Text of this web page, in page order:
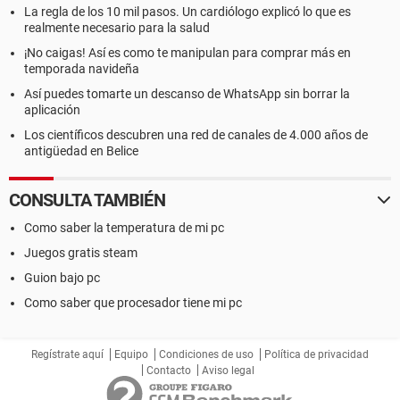
La regla de los 10 mil pasos. Un cardiólogo explicó lo que es
realmente necesario para la salud
¡No caigas! Así es como te manipulan para comprar más en
temporada navideña
Así puedes tomarte un descanso de WhatsApp sin borrar la
aplicación
Los científicos descubren una red de canales de 4.000 años de
antigüedad en Belice
CONSULTA TAMBIÉN
Como saber la temperatura de mi pc
Juegos gratis steam
Guion bajo pc
Como saber que procesador tiene mi pc
Regístrate aquí Equipo Condiciones de uso
Política de privacidad
Contacto
Aviso legal